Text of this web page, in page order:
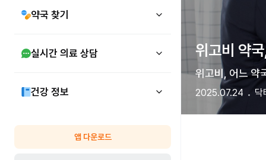
약국 찾기
실시간 의료 상담
건강 정보
앱 다운로드
위고비 약
위고비, 어느 약
2025.07.24 닥